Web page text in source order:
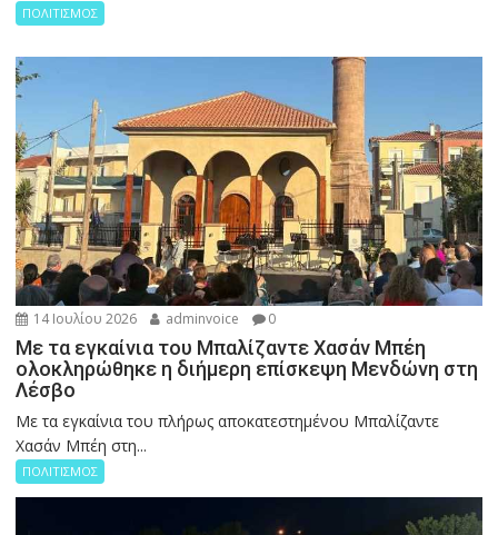
ΠΟΛΙΤΙΣΜΟΣ
14 Ιουλίου 2026 adminvoice 0
Με τα εγκαίνια του Μπαλίζαντε Χασάν Μπέη
ολοκληρώθηκε η διήμερη επίσκεψη Μενδώνη στη
Λέσβο
Με τα εγκαίνια του πλήρως αποκατεστημένου Μπαλίζαντε
Χασάν Μπέη στη...
ΠΟΛΙΤΙΣΜΟΣ